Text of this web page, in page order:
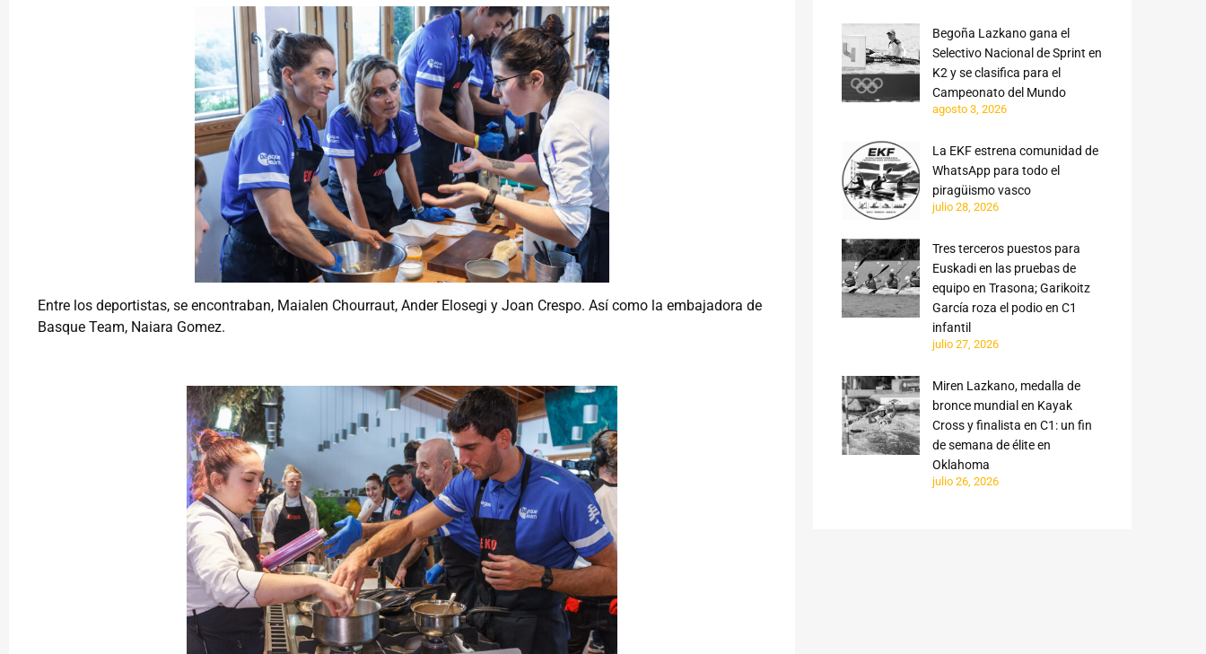
Entre los deportistas, se encontraban, Maialen Chourraut, Ander Elosegi y Joan Crespo. Así como la embajadora de
Basque Team, Naiara Gomez.
Begoña Lazkano gana el
Selectivo Nacional de Sprint en
K2 y se clasifica para el
Campeonato del Mundo
agosto 3, 2026
La EKF estrena comunidad de
WhatsApp para todo el
piragüismo vasco
julio 28, 2026
Tres terceros puestos para
Euskadi en las pruebas de
equipo en Trasona; Garikoitz
García roza el podio en C1
infantil
julio 27, 2026
Miren Lazkano, medalla de
bronce mundial en Kayak
Cross y finalista en C1: un fin
de semana de élite en
Oklahoma
julio 26, 2026